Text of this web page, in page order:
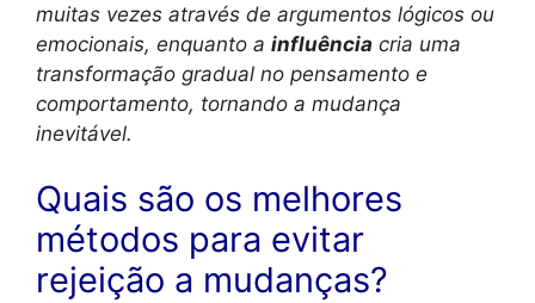
muitas vezes através de argumentos lógicos ou
emocionais, enquanto a influência cria uma
transformação gradual no pensamento e
comportamento, tornando a mudança
inevitável.
Quais são os melhores
métodos para evitar
rejeição a mudanças?